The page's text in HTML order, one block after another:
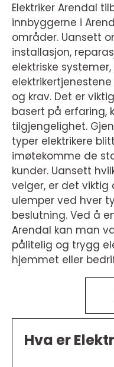
Elektriker Arendal
innbyggerne i
områder. Uansett
installasjon,
elektriske
og krav. Det er
basert på erfaring,
tilgjengelighet.
typer elektrikere
imøtekomme de
kunder. Uansett
velger, er det
ulemper ved hver
beslutning. Ved å
Arendal kan man
pålitelig og trygg
hjemmet eller
Hva er